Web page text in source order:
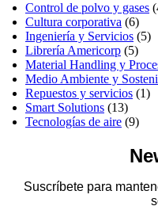
Control de polvo y gases
Cultura corporativa (6)
Ingeniería y Servicios (5)
Librería Americorp (5)
Material Handling y
Medio Ambiente y
Repuestos y servicios (1)
Smart Solutions (13)
Tecnologías de aire (9)
Suscríbete para